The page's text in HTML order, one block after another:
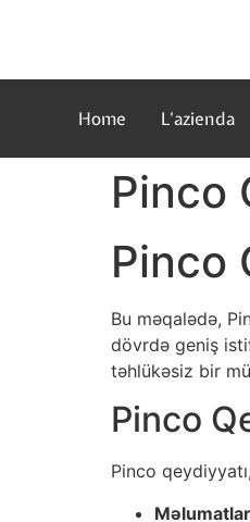
Home L’azienda
Pinco
Pinco
Bu məqalədə,
dövrdə geniş
təhlükəsiz bir
Pinco
Pinco